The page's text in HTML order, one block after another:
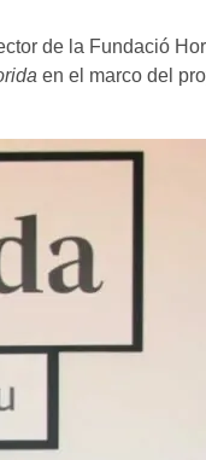
de la Fundació
en el marco del